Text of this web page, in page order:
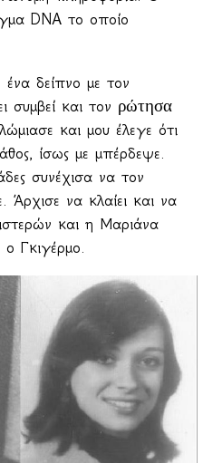
DNA το οποίο
δείπνο με τον
συμβεί και τον ρώτησα
και μου έλεγε ότι
ίσως με μπέρδεψε.
συνέχισα να τον
να κλαίει και να
και η Μαριάνα
ο Γκιγέρμο.